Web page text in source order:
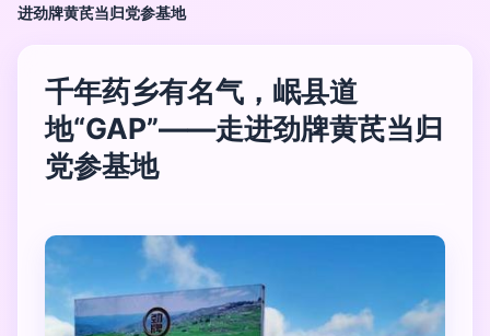
进劲牌黄芪当归党参基地
千年药乡有名气，岷县道
地“GAP”——走进劲牌黄芪当归
党参基地